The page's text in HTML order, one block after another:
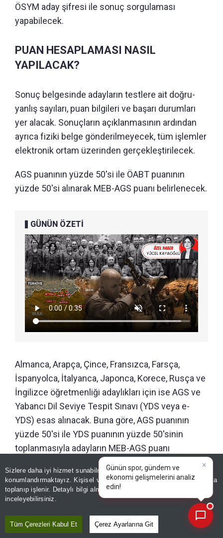
Sizlere daha iyi hizmet sunabilmek adına sitemizdeçerez
konumlandırmaktayız. Kişisel verileriniz, KVKK ve GDPR kapsamında
toplanıp işlenir. Detaylı bilgi almak için
inceleyebilirsiniz.
Tüm Çerezleri Kabul Et Çerez Ayarlarına Git
ÖSYM aday şifresi ile sonuç sorgulaması
yapabilecek.
PUAN HESAPLAMASI NASIL
YAPILACAK?
Sonuç belgesinde adayların testlere ait doğru-
yanlış sayıları, puan bilgileri ve başarı durumları
yer alacak. Sonuçların açıklanmasının ardından
ayrıca fiziki belge gönderilmeyecek, tüm işlemler
elektronik ortam üzerinden gerçekleştirilecek.
AGS puanının yüzde 50'si ile ÖABT puanının
yüzde 50'si alınarak MEB-AGS puanı belirlenecek.
GÜNÜN ÖZETİ
Almanca, Arapça, Çince, Fransızca, Farsça,
İspanyolca, İtalyanca, Japonca, Korece, Rusça ve
İngilizce öğretmenliği adaylıkları için ise AGS ve
Yabancı Dil Seviye Tespit Sınavı (YDS veya e-
YDS) esas alınacak. Buna göre, AGS puanının
yüzde 50'si ile YDS puanının yüzde 50'sinin
toplanmasıyla adayların MEB-AGS puanı
Yabancı dil alanında puan hesaplaması yapılırken,
adayların aynı yıl ve AGS'den önce girdikleri YDS
veya e-YDS puanlarından en yüksek olan sınav
notu kullanılacak.
Günün spor, gündem ve
ekonomi gelişmelerini ana